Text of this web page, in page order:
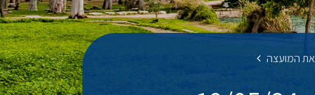
המועצה